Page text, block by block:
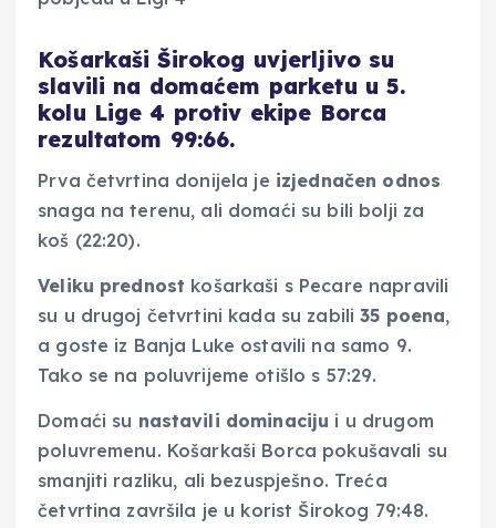
Košarkaši Širokog uvjerljivo su
slavili na domaćem parketu u 5.
kolu Lige 4 protiv ekipe Borca
rezultatom 99:66.
Prva četvrtina donijela je izjednačen odnos
snaga na terenu, ali domaći su bili bolji za
koš (22:20).
Veliku prednost košarkaši s Pecare napravili
su u drugoj četvrtini kada su zabili35 poena,
a goste iz Banja Luke ostavili na samo 9.
Tako se na poluvrijeme otišlo s 57:29.
Domaći su nastavili dominaciju i u drugom
poluvremenu. Košarkaši Borca pokušavali su
smanjiti razliku, ali bezuspješno. Treća
četvrtina završila je u korist Širokog 79:48.